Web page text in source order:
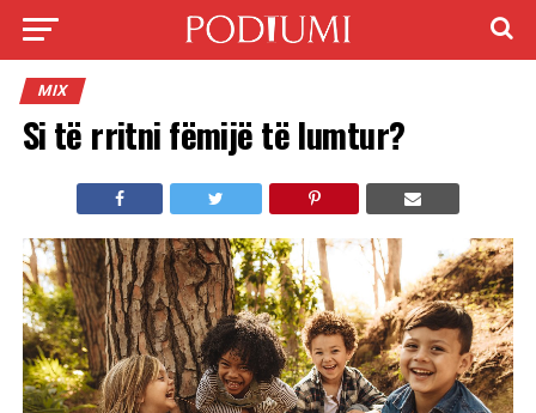
MIX
Si të rritni fëmijë të lumtur?